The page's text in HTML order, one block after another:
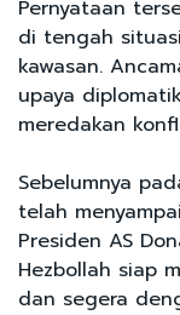
Pernyataan
di tengah
kawasan.
upaya
meredakan
Sebelumnya
telah
Presiden AS
Hezbollah siap
dan segera